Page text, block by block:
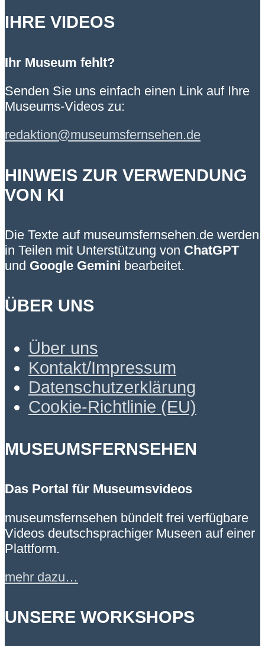
IHRE VIDEOS
Ihr Museum fehlt?
Senden Sie uns einfach einen Link auf Ihre
Museums-Videos zu:
redaktion@museumsfernsehen.de
HINWEIS ZUR VERWENDUNG
VON KI
Die Texte auf museumsfernsehen.de werden
in Teilen mit Unterstützung von ChatGPT
und Google Gemini bearbeitet.
ÜBER UNS
Über uns
Kontakt/Impressum
Datenschutzerklärung
Cookie-Richtlinie (EU)
MUSEUMSFERNSEHEN
Das Portal für Museumsvideos
museumsfernsehen bündelt frei verfügbare
Videos deutschsprachiger Museen auf einer
Plattform.
mehr dazu…
UNSERE WORKSHOPS